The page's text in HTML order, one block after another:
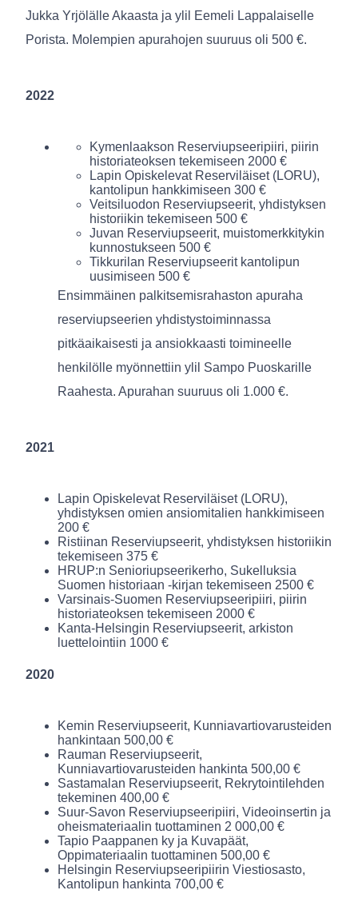
Jukka Yrjölälle Akaasta ja ylil Eemeli Lappalaiselle
Porista. Molempien apurahojen suuruus oli 500 €.
2022
Kymenlaakson Reserviupseeripiiri, piirin
historiateoksen tekemiseen 2000 €
Lapin Opiskelevat Reserviläiset (LORU),
kantolipun hankkimiseen 300 €
Veitsiluodon Reserviupseerit, yhdistyksen
historiikin tekemiseen 500 €
Juvan Reserviupseerit, muistomerkkitykin
kunnostukseen 500 €
Tikkurilan Reserviupseerit kantolipun
uusimiseen 500 €
Ensimmäinen palkitsemisrahaston apuraha
reserviupseerien yhdistystoiminnassa
pitkäaikaisesti ja ansiokkaasti toimineelle
henkilölle myönnettiin ylil Sampo Puoskarille
Raahesta. Apurahan suuruus oli 1.000 €.
2021
Lapin Opiskelevat Reserviläiset (LORU),
yhdistyksen omien ansiomitalien hankkimiseen
200 €
Ristiinan Reserviupseerit, yhdistyksen historiikin
tekemiseen 375 €
HRUP:n Senioriupseerikerho, Sukelluksia
Suomen historiaan -kirjan tekemiseen 2500 €
Varsinais-Suomen Reserviupseeripiiri, piirin
historiateoksen tekemiseen 2000 €
Kanta-Helsingin Reserviupseerit, arkiston
luettelointiin 1000 €
2020
Kemin Reserviupseerit, Kunniavartiovarusteiden
hankintaan 500,00 €
Rauman Reserviupseerit,
Kunniavartiovarusteiden hankinta 500,00 €
Sastamalan Reserviupseerit, Rekrytointilehden
tekeminen 400,00 €
Suur-Savon Reserviupseeripiiri, Videoinsertin ja
oheismateriaalin tuottaminen 2 000,00 €
Tapio Paappanen ky ja Kuvapäät,
Oppimateriaalin tuottaminen 500,00 €
Helsingin Reserviupseeripiirin Viestiosasto,
Kantolipun hankinta 700,00 €